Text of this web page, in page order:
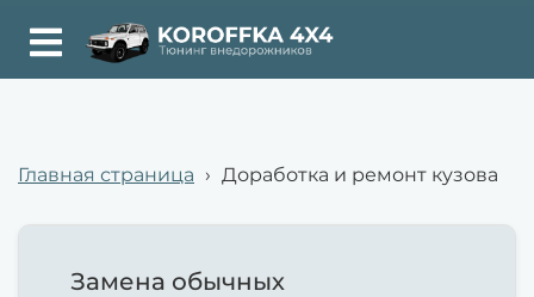
Главная страница › Доработка и ремонт кузова
Замена обычных